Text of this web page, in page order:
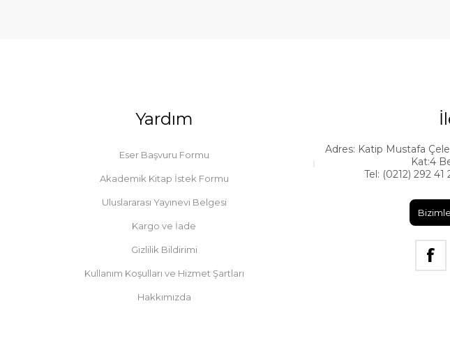
Yardım
Eser Başvuru Formu
Akademik Kitap İstek Formu
Uluslararası Yayınevi Belgesi
Kargo ve İade
Gizlilik Bildirimi
Kullanım Koşulları ve Hizmet Şartları
Hakkımızda
Adres: Katip Mustafa
Kat:4
Tel: (0212) 292